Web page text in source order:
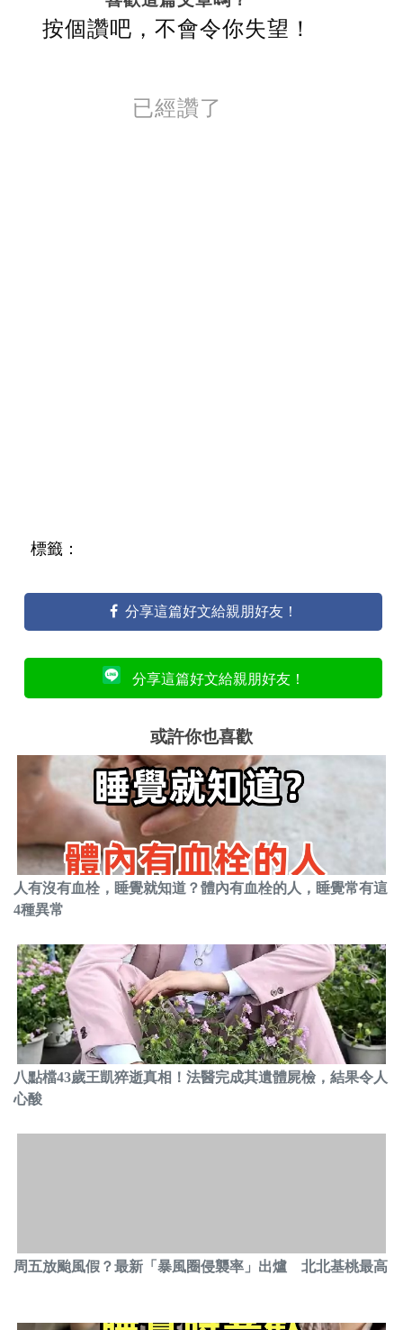
按個讚吧，不會令你失望！
已經讚了
標籤：
分享這篇好文給親朋好友！
分享這篇好文給親朋好友！
或許你也喜歡
人有沒有血栓，睡覺就知道？體內有血栓的人，睡覺常有這
4種異常
八點檔43歲王凱猝逝真相！法醫完成其遺體屍檢，結果令人
心酸
周五放颱風假？最新「暴風圈侵襲率」出爐 北北基桃最高